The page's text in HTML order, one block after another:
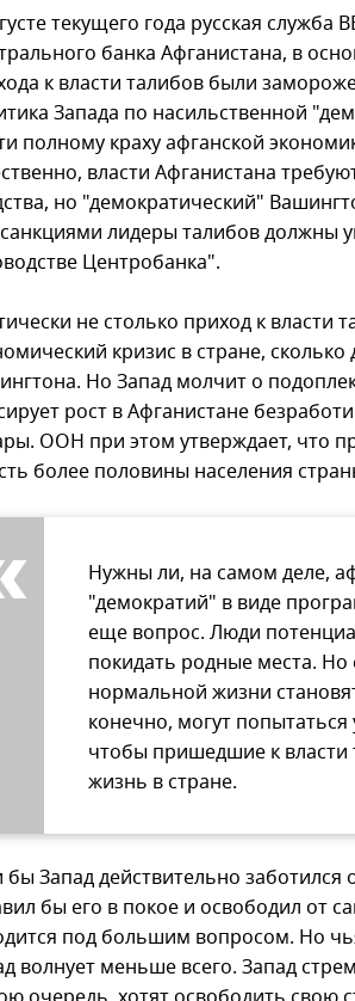
текущего года русская служба
банка Афганистана, в
к власти талибов были
Запада по насильственной
полному краху афганской
власти Афганистана
но "демократический"
лидеры талибов должны
Центробанка".
не столько приход к власти
кризис в стране,
Но Запад молчит о
рост в Афганистане
ООН при этом утверждает, что
более половины населения
Нужны ли, на самом деле,
"демократий" в виде
еще вопрос. Люди
покидать родные места. Но
нормальной жизни
конечно, могут попытаться
чтобы пришедшие к власти
жизнь в стране.
бы Запад действительно заботился
бы его в покое и освободил от
под большим вопросом. Но
волнует меньше всего. Запад